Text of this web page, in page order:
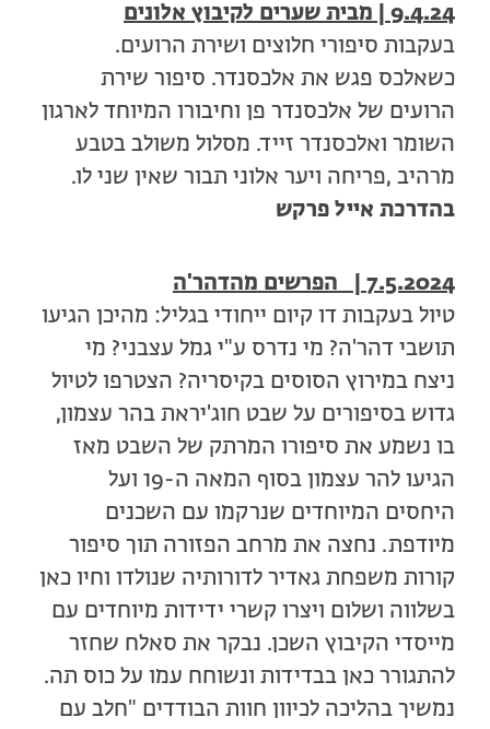
9.4.24 |
מבית שערים לקיבוץ אלונים
בעקבות סיפורי חלוצים ושירת הרועים.
כשאלכס פגש את אלכסנדר. סיפור שירת
הרועים של אלכסנדר פן וחיבורו המיוחד לארגון
השומר ואלכסנדר זייד. מסלול משולב בטבע
מרהיב ,פריחה ויער אלוני תבור שאין שני לו.
בהדרכת אייל פרקש
7.5.2024 | הפרשים מהדהר'ה
טיול בעקבות דו קיום ייחודי בגליל: מהיכן הגיעו
תושבי דהר'ה? מי נדרס ע"י גמל עצבני? מי
ניצח במירוץ הסוסים בקיסריה? הצטרפו לטיול
גדוש בסיפורים על שבט חוג'יראת בהר עצמון,
בו נשמע את סיפורו המרתק של השבט מאז
הגיעו להר עצמון בסוף המאה ה-19 ועל
היחסים המיוחדים שנרקמו עם השכנים
מיודפת. נחצה את מרחב הפזורה תוך סיפור
קורות משפחת גאדיר לדורותיה שנולדו וחיו כאן
בשלווה ושלום ויצרו קשרי ידידות מיוחדים עם
מייסדי הקיבוץ השכן. נבקר את סאלח שחזר
להתגורר כאן בבדידות ונשוחח עמו על כוס תה.
נמשיך בהליכה לכיוון חוות הבודדים "חלב עם